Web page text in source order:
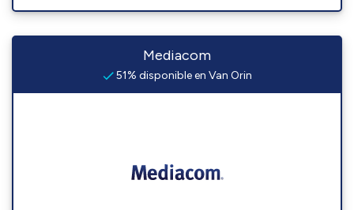
Mediacom
51% disponible en Van Orin